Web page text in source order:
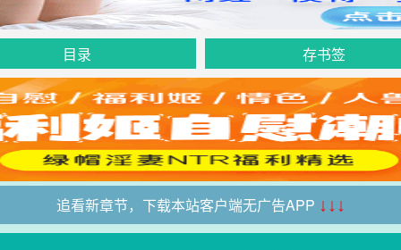
目录 存书签
追看新章节，下载本站客户端无广告APP ↓↓↓